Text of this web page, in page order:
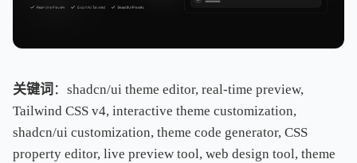
关键词 ：shadcn/ui theme editor, real-time preview,
Tailwind CSS v4, interactive theme customization,
shadcn/ui customization, theme code generator, CSS
property editor, live preview tool, web design tool, theme